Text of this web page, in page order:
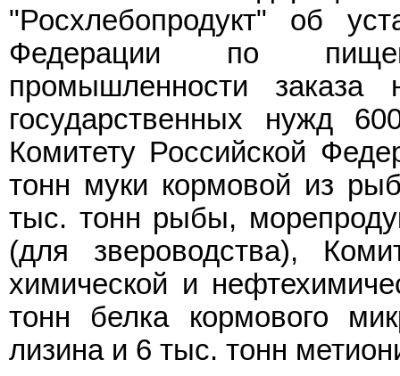
"Росхлебопродукт" об
Федерации по
промышленности
государственных нужд
Комитету Российской
тонн муки кормовой из
тыс. тонн рыбы,
(для звероводства),
химической и
тонн белка кормового
лизина и 6 тыс. тонн